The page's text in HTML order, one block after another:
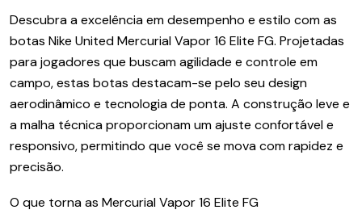
Descubra a excelência em desempenho e estilo com as
botas Nike United Mercurial Vapor 16 Elite FG. Projetadas
para jogadores que buscam agilidade e controle em
campo, estas botas destacam-se pelo seu design
aerodinâmico e tecnologia de ponta. A construção leve e
a malha técnica proporcionam um ajuste confortável e
responsivo, permitindo que você se mova com rapidez e
precisão.
O que torna as Mercurial Vapor 16 Elite FG